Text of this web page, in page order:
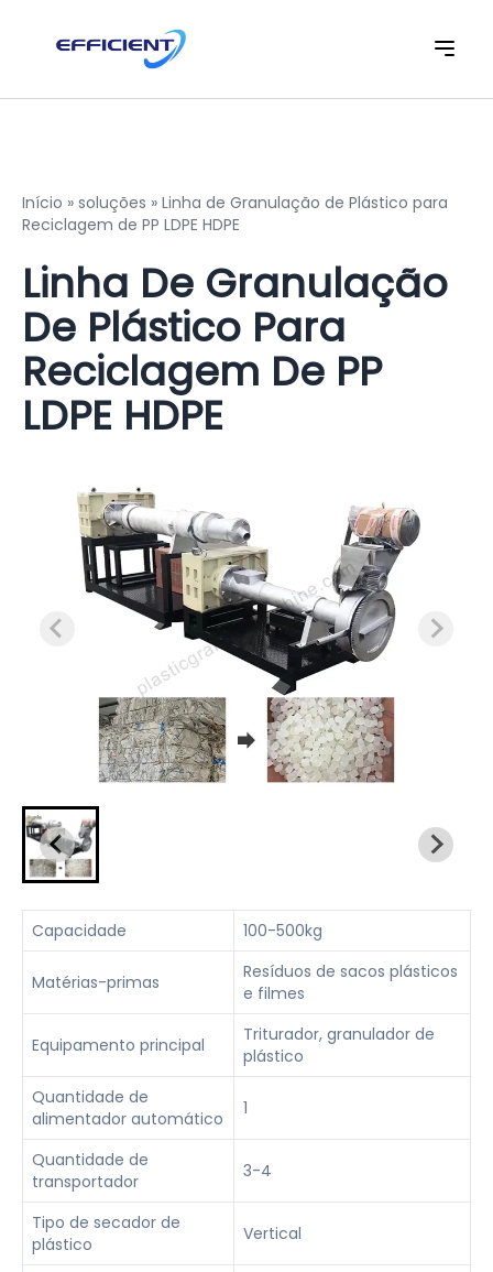
Início » soluções » Linha de Granulação de Plástico para
Reciclagem de PP LDPE HDPE
Linha De Granulação
De Plástico Para
Reciclagem De PP
LDPE HDPE
Capacidade 100-500kg
Matérias-primas
Resíduos de sacos plásticos
e filmes
Equipamento principal
Triturador, granulador de
plástico
Quantidade de
alimentador automático
1
Quantidade de
transportador
3-4
Tipo de secador de
plástico
Vertical